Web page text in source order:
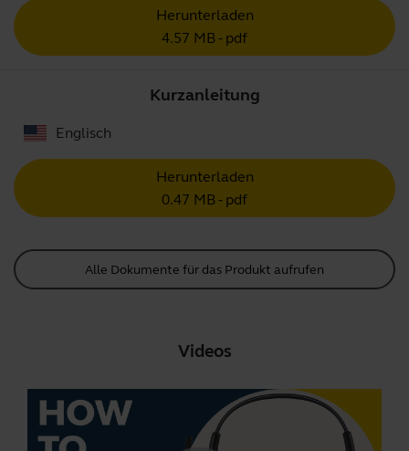
Herunterladen
4.57 MB - pdf
Kurzanleitung
Englisch
Herunterladen
0.47 MB - pdf
Alle Dokumente für das Produkt aufrufen
Videos